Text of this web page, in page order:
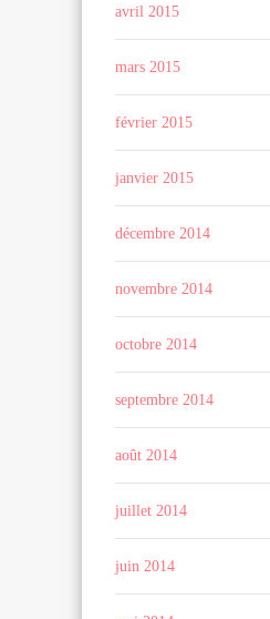
avril 2015
mars 2015
février 2015
janvier 2015
décembre 2014
novembre 2014
octobre 2014
septembre 2014
août 2014
juillet 2014
juin 2014